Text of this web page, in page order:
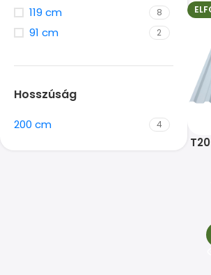
119 cm 8
91 cm 2
Hosszúság
200 cm 4